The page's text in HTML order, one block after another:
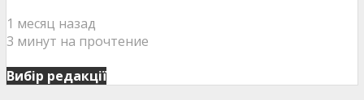
1 месяц назад
3 минут на прочтение
Вибір редакції